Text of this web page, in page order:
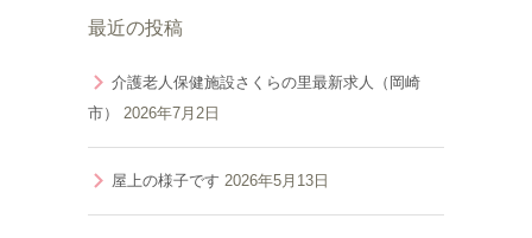
最近の投稿
介護老人保健施設さくらの里最新求人（岡崎
市）
2026年7月2日
屋上の様子です 2026年5月13日